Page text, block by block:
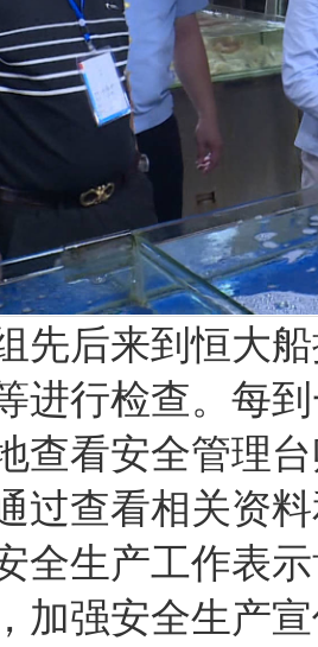
后来到恒大船
进行检查。每
查看安全管理
过查看相关资
全生产工作表
加强安全生产